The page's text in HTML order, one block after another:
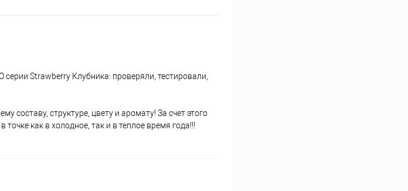
Strawberry Клубника: проверяли, тестировали,
составу, структуре, цвету и аромату! За счет этого
как в холодное, так и в теплое время года!!!